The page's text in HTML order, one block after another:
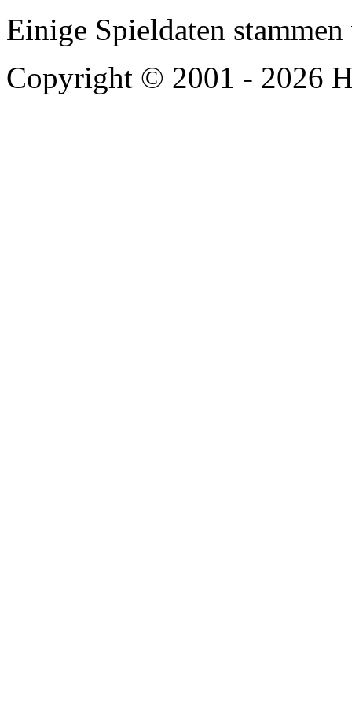
Einige Spieldaten
Copyright © 2001 - 2026